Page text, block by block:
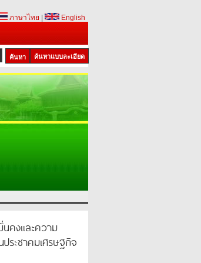
ภาษาไทย
English
ค้นหาแบบละเอียด
นคงและความ
ระชาคมเศรษฐกิจ